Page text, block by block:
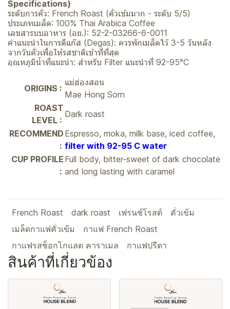
Specifications)
ระดับการคั่ว: French Roast (คั่วเข้มมาก - ระดับ 5/5)
ประเภทเมล็ด: 100% Thai Arabica Coffee
เลขสารบบอาหาร (อย.): 52-2-03266-6-0011
คำแนะนำในการดีแก๊ส (Degas): ควรพักเมล็ดไว้ 3-5 วันหลัง
จากวันคั่วเพื่อให้รสชาติเข้าที่ที่สุด
อุณหภูมิน้ำที่แนะนำ: สำหรับ Filter แนะนำที่ 92-95°C
ORIGINS :
แม่ฮ่องสอน
Mae Hong Sorn
ROAST
LEVEL :
Dark roast
RECOMMEND
:
Espresso, moka, milk base, iced coffee,
filter with 92-95 C water
CUP PROFILE
:
Full body, bitter-sweet of dark chocolate
and long lasting with caramel
French Roast dark roast เฟรนช์โรสต์
คั่วเข้ม
เมล็ดกาแฟคั่วเข้ม
กาแฟ French Roast
กาแฟรสช็อกโกแลต คาราเมล
กาแฟปรีดา
สินค้าที่เกี่ยวข้อง